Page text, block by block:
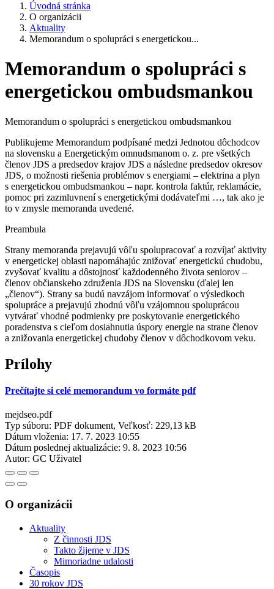
Úvodná stránka
O organizácii
Aktuality
Memorandum o spolupráci s energetickou...
Memorandum o spolupráci s
energetickou ombudsmankou
Memorandum o spolupráci s energetickou ombudsmankou
Publikujeme Memorandum podpísané medzi Jednotou dôchodcov
na slovensku a Energetickým omnudsmanom o. z. pre všetkých
členov JDS a predsedov krajov JDS a následne predsedov okresov
JDS, o možnosti riešenia problémov s energiami – elektrina a plyn
s energetickou ombudsmankou – napr. kontrola faktúr, reklamácie,
pomoc pri zazmluvnení s energetickými dodávateľmi …, tak ako je
to v zmysle memoranda uvedené.
Preambula
Strany memoranda prejavujú vôľu spolupracovať a rozvíjať aktivity
v energetickej oblasti napomáhajúc znižovať energetickú chudobu,
zvyšovať kvalitu a dôstojnosť každodenného života seniorov –
členov občianskeho združenia JDS na Slovensku (ďalej len
„členov“). Strany sa budú navzájom informovať o výsledkoch
spolupráce a prejavujú zhodnú vôľu vzájomnou spoluprácou
vytvárať vhodné podmienky pre poskytovanie energetického
poradenstva s cieľom dosiahnutia úspory energie na strane členov
a znižovania energetickej chudoby členov v dôchodkovom veku.
Prílohy
Prečítajte si celé memorandum vo formáte pdf
mejdseo.pdf
Typ súboru: PDF dokument, Veľkosť: 229,13 kB
Dátum vloženia: 17. 7. 2023 10:55
Dátum poslednej aktualizácie: 9. 8. 2023 10:56
Autor: GC Uživatel
O organizácii
Aktuality
Z činnosti JDS
Takto žijeme v JDS
Mimoriadne udalosti
Časopis
30 rokov JDS